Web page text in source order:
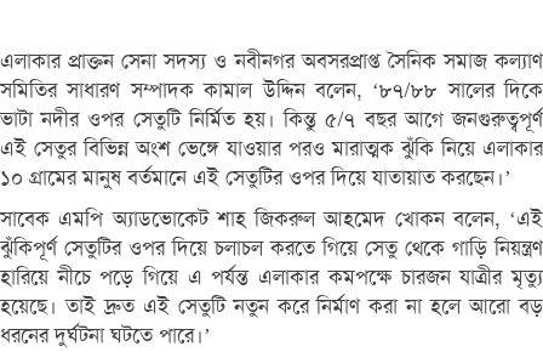
এলাকার প্রাক্তন সেনা সদস্য ও নবীনগর অবসরপ্রাপ্ত সৈনিক সমাজ কল্যাণ
সমিতির সাধারণ সম্পাদক কামাল উদ্দিন বলেন, ‘৮৭/৮৮ সালের দিকে
ভাটা নদীর ওপর সেতুটি নির্মিত হয়। কিন্তু ৫/৭ বছর আগে জনগুরুত্বপূর্ণ
এই সেতুর বিভিন্ন অংশ ভেঙ্গে যাওয়ার পরও মারাত্মক ঝুঁকি নিয়ে এলাকার
১০ গ্রামের মানুষ বর্তমানে এই সেতুটির ওপর দিয়ে যাতায়াত করছেন।’
সাবেক এমপি অ্যাডভোকেট শাহ জিকরুল আহমেদ খোকন বলেন, ‘এই
ঝুঁকিপূর্ণ সেতুটির ওপর দিয়ে চলাচল করতে গিয়ে সেতু থেকে গাড়ি নিয়ন্ত্রণ
হারিয়ে নীচে পড়ে গিয়ে এ পর্যন্ত এলাকার কমপক্ষে চারজন যাত্রীর মৃত্যু
হয়েছে। তাই দ্রুত এই সেতুটি নতুন করে নির্মাণ করা না হলে আরো বড়
ধরনের দুর্ঘটনা ঘটতে পারে।’